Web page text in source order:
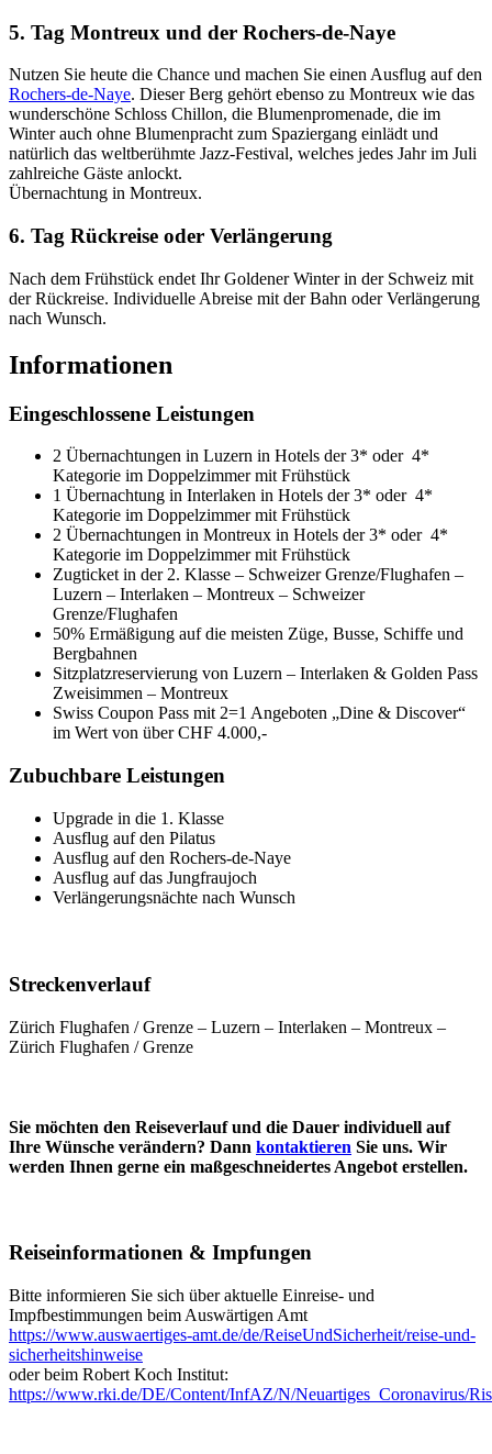
5. Tag Montreux und der Rochers-de-Naye
Nutzen Sie heute die Chance und machen Sie einen Ausflug auf den
Rochers-de-Naye. Dieser Berg gehört ebenso zu Montreux wie das
wunderschöne Schloss Chillon, die Blumenpromenade, die im
Winter auch ohne Blumenpracht zum Spaziergang einlädt und
natürlich das weltberühmte Jazz-Festival, welches jedes Jahr im Juli
zahlreiche Gäste anlockt.
Übernachtung in Montreux.
6. Tag Rückreise oder Verlängerung
Nach dem Frühstück endet Ihr Goldener Winter in der Schweiz mit
der Rückreise. Individuelle Abreise mit der Bahn oder Verlängerung
nach Wunsch.
Informationen
Eingeschlossene Leistungen
2 Übernachtungen in Luzern in Hotels der 3* oder 4*
Kategorie im Doppelzimmer mit Frühstück
1 Übernachtung in Interlaken in Hotels der 3* oder 4*
Kategorie im Doppelzimmer mit Frühstück
2 Übernachtungen in Montreux in Hotels der 3* oder 4*
Kategorie im Doppelzimmer mit Frühstück
Zugticket in der 2. Klasse – Schweizer Grenze/Flughafen –
Luzern – Interlaken – Montreux – Schweizer
Grenze/Flughafen
50% Ermäßigung auf die meisten Züge, Busse, Schiffe und
Bergbahnen
Sitzplatzreservierung von Luzern – Interlaken & Golden Pass
Zweisimmen – Montreux
Swiss Coupon Pass mit 2=1 Angeboten „Dine & Discover“
im Wert von über CHF 4.000,-
Zubuchbare Leistungen
Upgrade in die 1. Klasse
Ausflug auf den Pilatus
Ausflug auf den Rochers-de-Naye
Ausflug auf das Jungfraujoch
Verlängerungsnächte nach Wunsch
Streckenverlauf
Zürich Flughafen / Grenze – Luzern – Interlaken – Montreux –
Zürich Flughafen / Grenze
Sie möchten den Reiseverlauf und die Dauer individuell auf
Ihre Wünsche verändern? Dann kontaktieren Sie uns. Wir
werden Ihnen gerne ein maßgeschneidertes Angebot erstellen.
Reiseinformationen & Impfungen
Bitte informieren Sie sich über aktuelle Einreise- und
Impfbestimmungen beim Auswärtigen Amt
https://www.auswaertiges-amt.de/de/ReiseUndSicherheit/reise-und-
sicherheitshinweise
oder beim Robert Koch Institut:
https://www.rki.de/DE/Content/InfAZ/N/Neuartiges_Coronavirus/